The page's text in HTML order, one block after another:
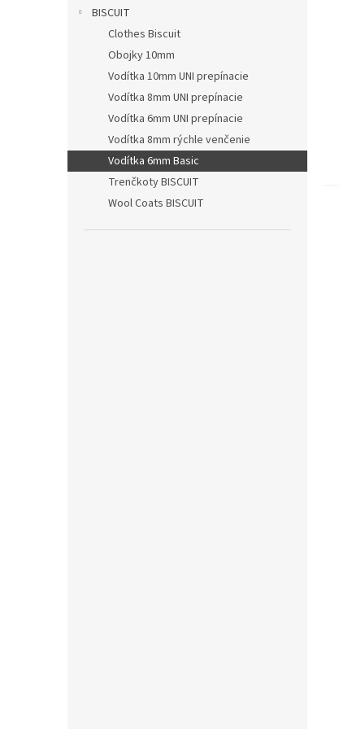
BISCUIT
Clothes Biscuit
Obojky 10mm
Vodítka 10mm UNI prepínacie
Vodítka 8mm UNI prepínacie
Vodítka 6mm UNI prepínacie
Vodítka 8mm rýchle venčenie
Vodítka 6mm Basic
Trenčkoty BISCUIT
Wool Coats BISCUIT